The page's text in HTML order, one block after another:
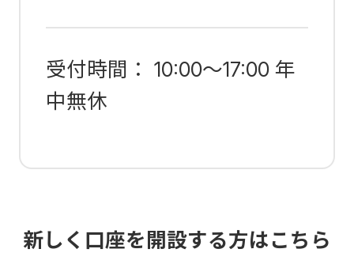
受付時間： 10:00～17:00 年
中無休
新しく口座を開設する方はこちら